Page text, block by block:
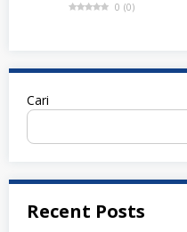
0 (0)
Cari
Recent Posts